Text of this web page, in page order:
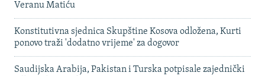
Veranu Matiću
Konstitutivna sjednica Skupštine Kosova odložena, Kurti
ponovo traži 'dodatno vrijeme' za dogovor
Saudijska Arabija, Pakistan i Turska potpisale zajednički